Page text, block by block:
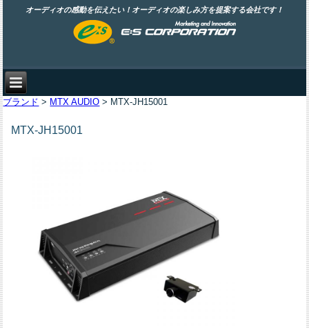
オーディオの感動を伝えたい！オーディオの楽しみ方を提案する会社です！
ブランド > MTX AUDIO > MTX-JH15001
MTX-JH15001